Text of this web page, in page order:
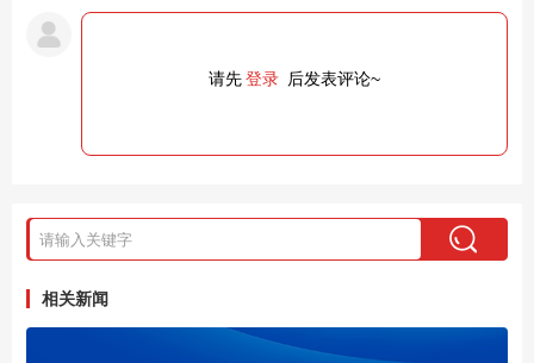
请先登录 后发表评论~
相关新闻